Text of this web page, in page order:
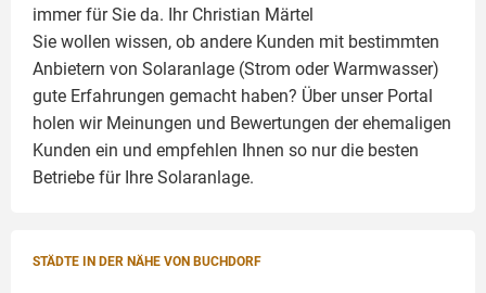
immer für Sie da. Ihr Christian Märtel
Sie wollen wissen, ob andere Kunden mit bestimmten
Anbietern von Solaranlage (Strom oder Warmwasser)
gute Erfahrungen gemacht haben? Über unser Portal
holen wir Meinungen und Bewertungen der ehemaligen
Kunden ein und empfehlen Ihnen so nur die besten
Betriebe für Ihre Solaranlage.
STÄDTE IN DER NÄHE VON BUCHDORF